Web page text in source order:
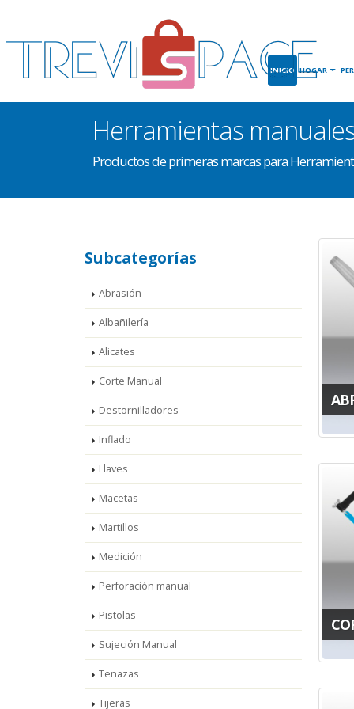
INICIO HOGAR
Herramientas
Productos de primeras marcas para
Subcategorías
Abrasión
Albañilería
Alicates
Corte Manual
Destornilladores
Inflado
Llaves
Macetas
Martillos
Medición
Perforación manual
Pistolas
Sujeción Manual
Tenazas
Tijeras